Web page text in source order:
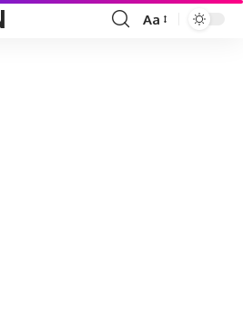
Font
Aa